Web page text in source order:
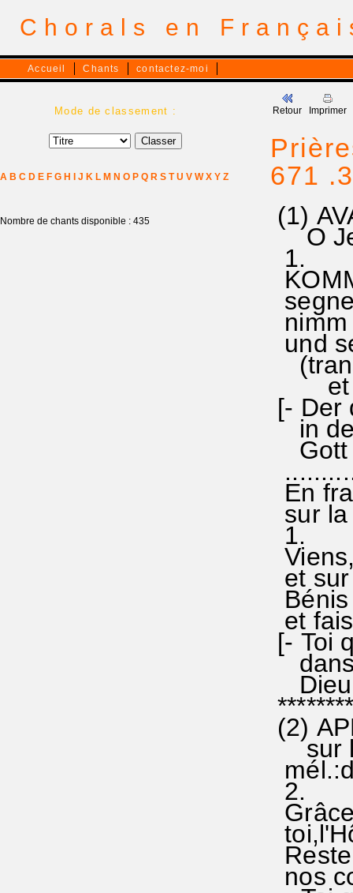
Chorals en
Accueil Chants contactez-moi
Mode de classement :
A B C D E F G H J K L M N O P Q R S T U V W X Y Z
Nombre de chants disponible : 435
Retour Imprimer
671
(1)
O
1.
und
et
[- Der
in der
Gott
En
sur
1.
et
et
[- Toi
dans
Dieu
(2)
sur
2.
nos